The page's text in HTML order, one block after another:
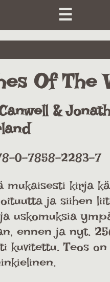
☰
Of The
&
0-7858-2283-7
mukaisesti kirja
ja siihen
uskomuksia
ennen ja nyt.
kuvitettu. Teos on